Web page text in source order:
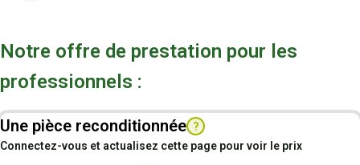
Notre offre de prestation pour les
professionnels :
Une pièce reconditionnée ?
Connectez-vous et actualisez cette page pour voir le prix